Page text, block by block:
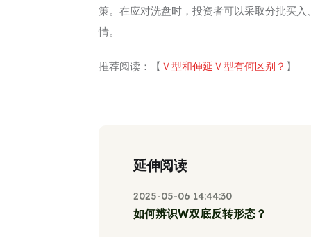
策。在应对洗盘时，投资者可以采取分批买
情。
推荐阅读：【 Ｖ型和伸延Ｖ型有何区别？ 】
延伸阅读
2025-05-06 14:44:30
如何辨识W双底反转形态？